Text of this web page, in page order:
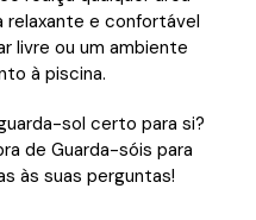
relaxante e confortável
livre ou um ambiente
à piscina.
sol certo para si?
de Guarda-sóis para
às suas perguntas!